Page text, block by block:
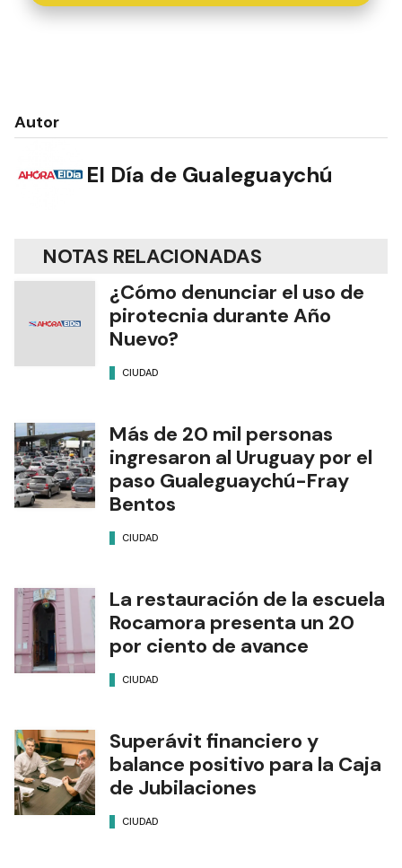
Autor
El Día de Gualeguaychú
NOTAS RELACIONADAS
¿Cómo denunciar el uso de
pirotecnia durante Año
Nuevo?
CIUDAD
Más de 20 mil personas
ingresaron al Uruguay por el
paso Gualeguaychú-Fray
Bentos
CIUDAD
La restauración de la escuela
Rocamora presenta un 20
por ciento de avance
CIUDAD
Superávit financiero y
balance positivo para la Caja
de Jubilaciones
CIUDAD